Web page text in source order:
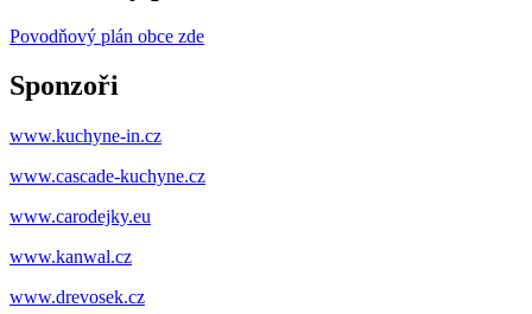
Povodňový plán obce zde
Sponzoři
www.kuchyne-in.cz
www.cascade-kuchyne.cz
www.carodejky.eu
www.kanwal.cz
www.drevosek.cz